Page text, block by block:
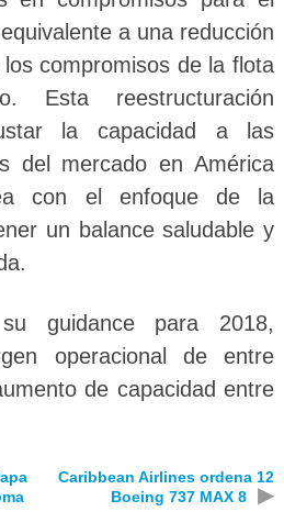
a una reducción
compromisos de la flota
Esta reestructuración
la capacidad a las
del mercado en América
con el enfoque de la
un balance saludable y
guidance para 2018,
operacional de entre
de capacidad entre
Caribbean Airlines ordena 12
Boeing 737 MAX 8
▶